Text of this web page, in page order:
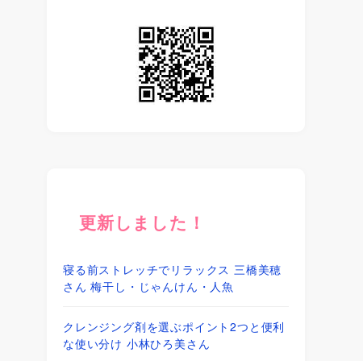
更新しました！
寝る前ストレッチでリラックス 三橋美穂
さん 梅干し・じゃんけん・人魚
クレンジング剤を選ぶポイント2つと便利
な使い分け 小林ひろ美さん